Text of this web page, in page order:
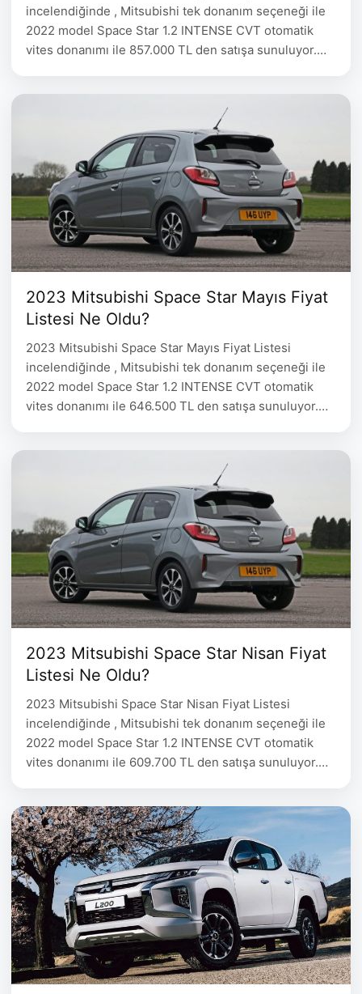
incelendiğinde , Mitsubishi tek donanım seçeneği ile
2022 model Space Star 1.2 INTENSE CVT otomatik
vites donanımı ile 857.000 TL den satışa sunuluyor.
Sport Pack Donanımda Neler Var? (*) Ön Izgara
2023 Mitsubishi Space Star Mayıs Fiyat
Listesi Ne Oldu?
2023 Mitsubishi Space Star Mayıs Fiyat Listesi
incelendiğinde , Mitsubishi tek donanım seçeneği ile
2022 model Space Star 1.2 INTENSE CVT otomatik
vites donanımı ile 646.500 TL den satışa sunuluyor.
Pack Donanımda Neler Var? (*) Ön Izgara (Kırmızı
2023 Mitsubishi Space Star Nisan Fiyat
Listesi Ne Oldu?
2023 Mitsubishi Space Star Nisan Fiyat Listesi
incelendiğinde , Mitsubishi tek donanım seçeneği ile
2022 model Space Star 1.2 INTENSE CVT otomatik
vites donanımı ile 609.700 TL den satışa sunuluyor.
Pack Donanımda Neler Var? (*) Ön Izgara (Kırmızı
şerit),Ön …